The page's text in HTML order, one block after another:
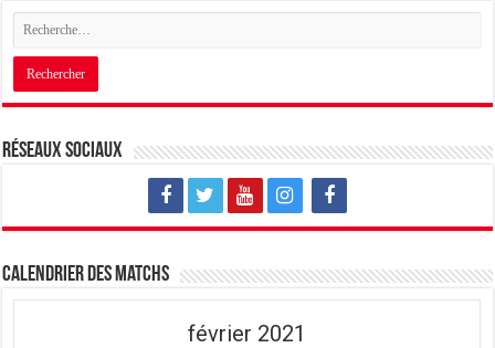
Réseaux sociaux
Calendrier des matchs
février 2021